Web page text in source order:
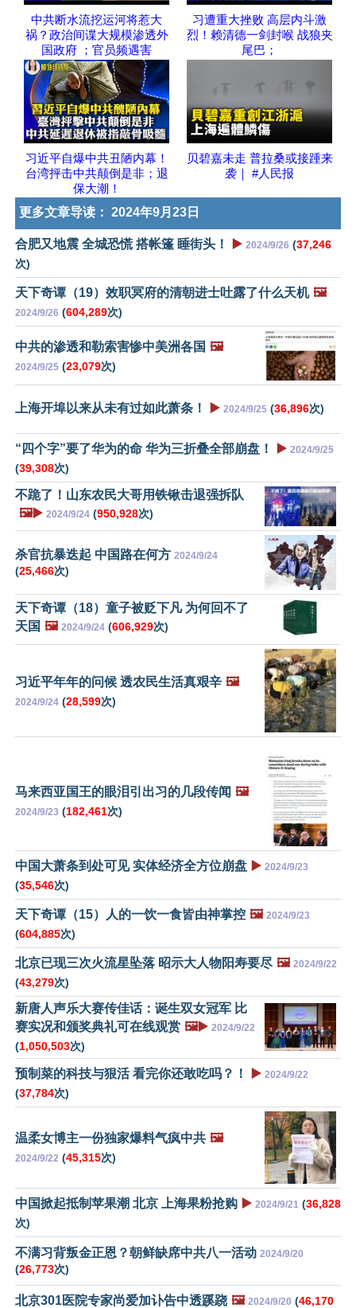
中共断水流挖运河将惹大
祸？政治间谍大规模渗透外
国政府 ；官员频遇害
习遭重大挫败 高层内斗激
烈！赖清德一剑封喉 战狼夹
尾巴；
习近平自爆中共丑陋内幕！
台湾抨击中共颠倒是非；退
保大潮！
贝碧嘉未走 普拉桑或接踵来
袭｜ #人民报
更多文章导读： 2024年9月23日
合肥又地震 全城恐慌 搭帐篷 睡街头！ ▶️ 2024/9/26 (37,246
次)
天下奇谭（19）效职冥府的清朝进士吐露了什么天机 🖼️
2024/9/26 (604,289次)
中共的渗透和勒索害惨中美洲各国 🖼️
2024/9/25 (23,079次)
上海开埠以来从未有过如此萧条！ ▶️ 2024/9/25 (36,896次)
“四个字”要了华为的命 华为三折叠全部崩盘！ ▶️ 2024/9/25
(39,308次)
不跪了！山东农民大哥用铁锹击退强拆队
🖼️▶️ 2024/9/24 (950,928次)
杀官抗暴迭起 中国路在何方 2024/9/24
(25,466次)
天下奇谭（18）童子被贬下凡 为何回不了
天国 🖼️ 2024/9/24 (606,929次)
习近平年年的问候 透农民生活真艰辛 🖼️
2024/9/24 (28,599次)
马来西亚国王的眼泪引出习的几段传闻 🖼️
2024/9/23 (182,461次)
中国大萧条到处可见 实体经济全方位崩盘 ▶️ 2024/9/23
(35,546次)
天下奇谭（15）人的一饮一食皆由神掌控 🖼️ 2024/9/23
(604,885次)
北京已现三次火流星坠落 昭示大人物阳寿要尽 🖼️ 2024/9/22
(43,279次)
新唐人声乐大赛传佳话：诞生双女冠军 比
赛实况和颁奖典礼可在线观赏 🖼️▶️ 2024/9/22
(1,050,503次)
预制菜的科技与狠活 看完你还敢吃吗？！ ▶️ 2024/9/22
(37,784次)
温柔女博主一份独家爆料气疯中共 🖼️
2024/9/22 (45,315次)
中国掀起抵制苹果潮 北京 上海果粉抢购 ▶️ 2024/9/21 (36,828
次)
不满习背叛金正恩？朝鲜缺席中共八一活动 2024/9/20
(26,773次)
北京301医院专家尚爱加讣告中透蹊跷 🖼️ 2024/9/20 (46,170